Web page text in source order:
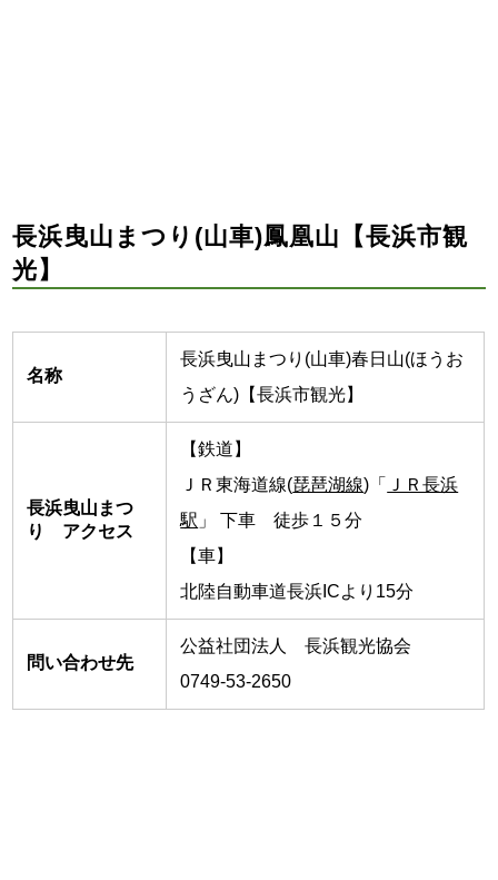
長浜曳山まつり(山車)鳳凰山【長浜市観
光】
名称
長浜曳山まつり(山車)春日山(ほうお
うざん)【長浜市観光】
長浜曳山まつ
り アクセス
【鉄道】
ＪＲ東海道線(琵琶湖線)「
ＪＲ長浜
駅 」 下車 徒歩１５分
【車】
北陸自動車道長浜ICより15分
問い合わせ先
公益社団法人 長浜観光協会
0749-53-2650